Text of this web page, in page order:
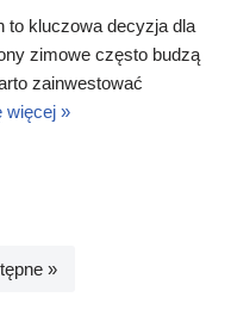
to kluczowa decyzja dla
zimowe często budzą
zainwestować
więcej »
»